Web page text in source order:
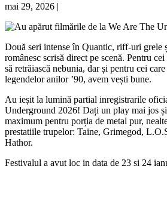
mai 29, 2026 |
Două seri intense în Quantic, riff-uri grele
românesc scrisă direct pe scenă. Pentru
să retrăiască nebunia, dar și pentru cei
legendelor anilor ’90, avem vești bune.
Au ieșit la lumină partial inregistrarile
Underground 2026! Dați un play mai jos
maximum pentru porția de metal pur,
prestatiile trupelor: Taine, Grimegod,
Hathor.
Festivalul a avut loc in data de 23 si 24